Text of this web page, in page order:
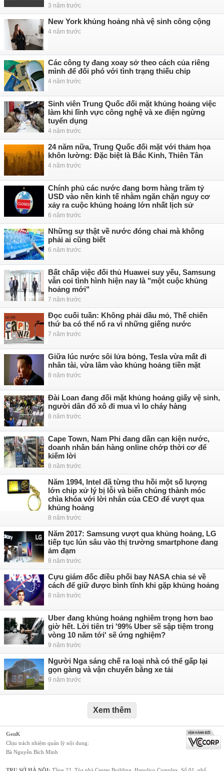
3 năm trước
New York khủng hoảng nhà vệ sinh công cộng
4 năm trước
Các công ty đang xoay sở theo cách của riêng
mình để đối phó với tình trạng thiếu chip
4 năm trước
Sinh viên Trung Quốc đối mặt khủng hoảng việc
làm khi lĩnh vực công nghệ và xe điện ngừng
tuyển dụng
4 năm trước
24 năm nữa, Trung Quốc đối mặt với thảm họa
khôn lường: Đặc biệt là Bắc Kinh, Thiên Tân
4 năm trước
Chính phủ các nước đang bơm hàng trăm tỷ
USD vào nền kinh tế nhằm ngăn chặn nguy cơ
xảy ra cuộc khủng hoảng lớn nhất lịch sử
6 năm trước
Những sự thật về nước đóng chai mà không
phải ai cũng biết
6 năm trước
Bất chấp việc đối thủ Huawei suy yếu, Samsung
vẫn coi tình hình hiện nay là "một cuộc khủng
hoảng mới"
7 năm trước
Đọc cuối tuần: Không phải dầu mỏ, Thế chiến
thứ ba có thể nổ ra vì những giếng nước
7 năm trước
Giữa lúc nước sôi lửa bỏng, Tesla vừa mất đi
nhân tài, vừa lâm vào khủng hoảng tiền mặt
8 năm trước
Đài Loan đang đối mặt khủng hoảng giấy vệ sinh,
người dân đổ xô đi mua vì lo cháy hàng
8 năm trước
Cape Town, Nam Phi đang dần cạn kiện nước,
doanh nhân bán hàng online chớp thời cơ để
kiếm lời
8 năm trước
Năm 1994, Intel đã từng thu hồi một số lượng
lớn chip xử lý bị lỗi và biến chúng thành móc
chìa khóa với lời nhắn của CEO để vượt qua
khủng hoảng
8 năm trước
Năm 2017: Samsung vượt qua khủng hoảng, LG
tiếp tục lún sâu vào thị trường smartphone đang
ảm đạm
8 năm trước
Cựu giám đốc điều phối bay NASA chia sẻ về
cách để giữ được bình tĩnh khi gặp khủng hoảng
8 năm trước
Uber đang khủng hoảng nghiêm trọng hơn bao
giờ hết. Lời tiên tri '99% Uber sẽ sập tiệm trong
vòng 10 năm tới' sẽ ứng nghiệm?
9 năm trước
Người Nga sáng chế ra loại nhà có thể gấp lại
gọn gàng và vận chuyển bằng xe tải
9 năm trước
Xem thêm
GenK
Chịu trách nhiệm quản lý nội dung:
Bà Nguyễn Bích Minh